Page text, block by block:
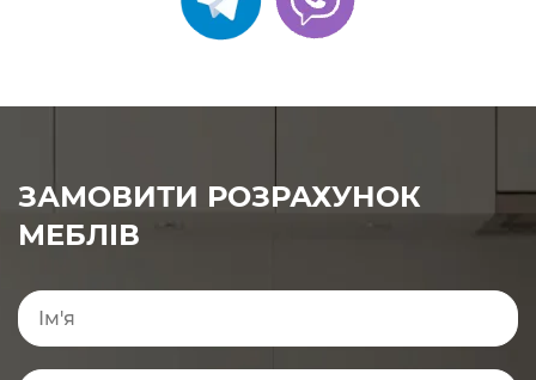
ЗАМОВИТИ РОЗРАХУНОК
МЕБЛІВ